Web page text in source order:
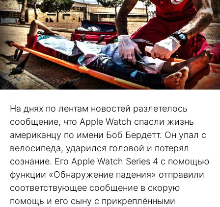
На днях по лентам новостей разлетелось
сообщение, что Apple Watch спасли жизнь
американцу по имени Боб Бердетт. Он упал с
велосипеда, ударился головой и потерял
сознание. Его Apple Watch Series 4 с помощью
функции «Обнаружение падения» отправили
соответствующее сообщение в скорую
помощь и его сыну с прикреплёнными